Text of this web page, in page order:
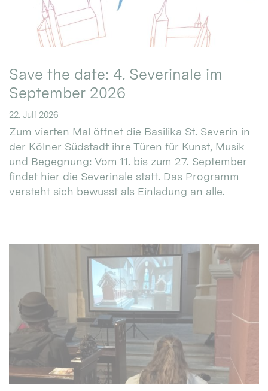
Save the date: 4. Severinale im
September 2026
22. Juli 2026
Zum vierten Mal öffnet die Basilika St. Severin in
der Kölner Südstadt ihre Türen für Kunst, Musik
und Begegnung: Vom 11. bis zum 27. September
findet hier die Severinale statt. Das Programm
versteht sich bewusst als Einladung an alle.